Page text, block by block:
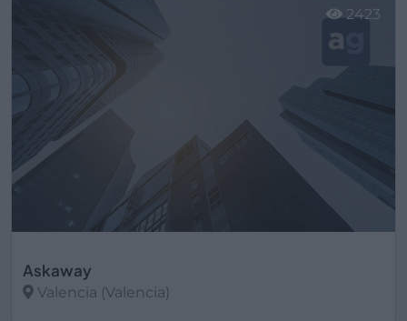
Askaway
Valencia (Valencia)
2423